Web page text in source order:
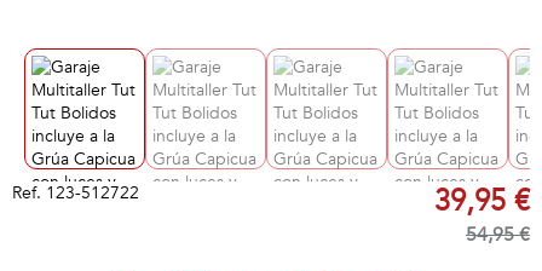
Ref. 123-512722 39,95 €
54,95 €